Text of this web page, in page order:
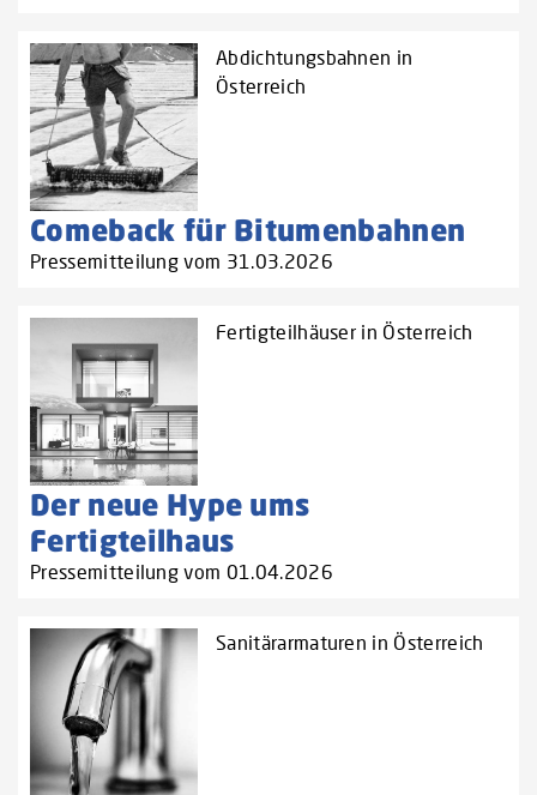
Abdichtungsbahnen in
Österreich
Comeback für Bitumenbahnen
Pressemitteilung vom 31.03.2026
Fertigteilhäuser in Österreich
Der neue Hype ums
Fertigteilhaus
Pressemitteilung vom 01.04.2026
Sanitärarmaturen in Österreich